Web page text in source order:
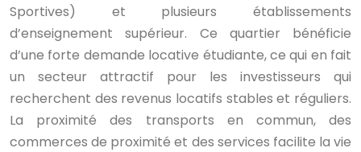
Sportives) et plusieurs établissements
d’enseignement supérieur. Ce quartier bénéficie
d’une forte demande locative étudiante, ce qui en fait
un secteur attractif pour les investisseurs qui
recherchent des revenus locatifs stables et réguliers.
La proximité des transports en commun, des
commerces de proximité et des services facilite la vie